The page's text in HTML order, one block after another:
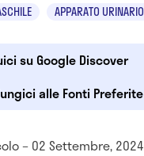
APPARATO URINARIO
su Google Discover
alle Fonti
– 02 Settembre, 2024